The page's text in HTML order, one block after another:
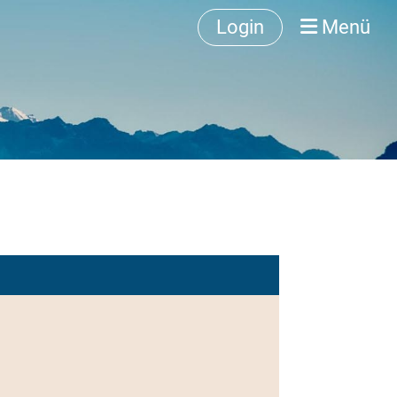
Login Menü